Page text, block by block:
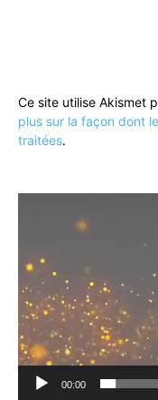
Ce site utilise Akismet
plus sur la façon dont
traitées.
00:00